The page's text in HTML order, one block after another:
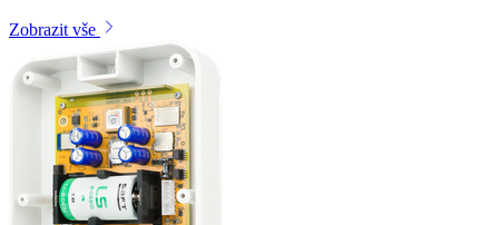
Zobrazit vše